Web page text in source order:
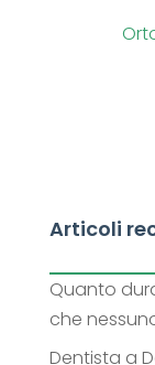
Articoli
Quanto
che
Dentista a